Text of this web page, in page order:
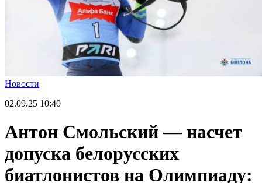
Новости
02.09.25 10:40
Антон Смольский — насчет
допуска белорусских
биатлонистов на Олимпиаду: